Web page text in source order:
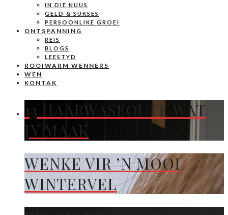
IN DIE NUUS
GELD & SUKSES
PERSOONLIKE GROEI
ONTSPANNING
REIS
BLOGS
LEESTYD
ROOIWARM WENNERS
WEN
KONTAK
13 HAARWASFOUTE WAT
JY MAAK
WENKE VIR ’N MOOI
WINTERVEL